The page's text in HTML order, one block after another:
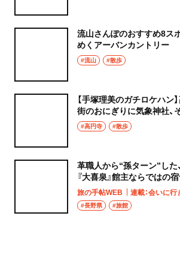
流山さんぽのおすすめ8ス
めくアーバンカントリー
#流山 #散歩
【手塚理美のガチロケハン
街のおにぎりに気象神社、
タ」へ！
#高円寺 #散歩
革職人から“孫ターン”した
『大喜泉』館主ならではの
旅の手帖WEB 連載：会いに
#長野県 #旅館